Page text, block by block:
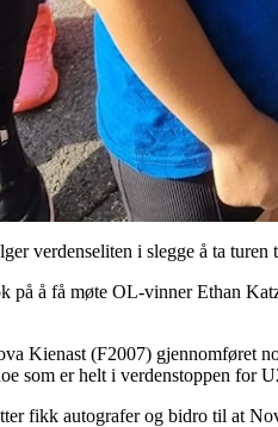
verdenseliten i slegge å ta
på å få møte OL-vinner Ethan
Kienast (F2007) gjennomføret
som er helt i verdenstoppen for
fikk autografer og bidro til at